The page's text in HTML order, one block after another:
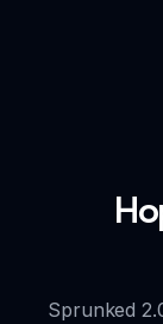
Sprunked